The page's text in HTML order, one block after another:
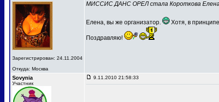
Зарегистрирован: 24.11.2004
Откуда: Москва
МИССИС ДАНС ОРЕЛ стала Короткова
Елена, вы же организатор. Хотя, в
Поздравляю!
Sovynia
Участник
9.11.2010 21:58:33